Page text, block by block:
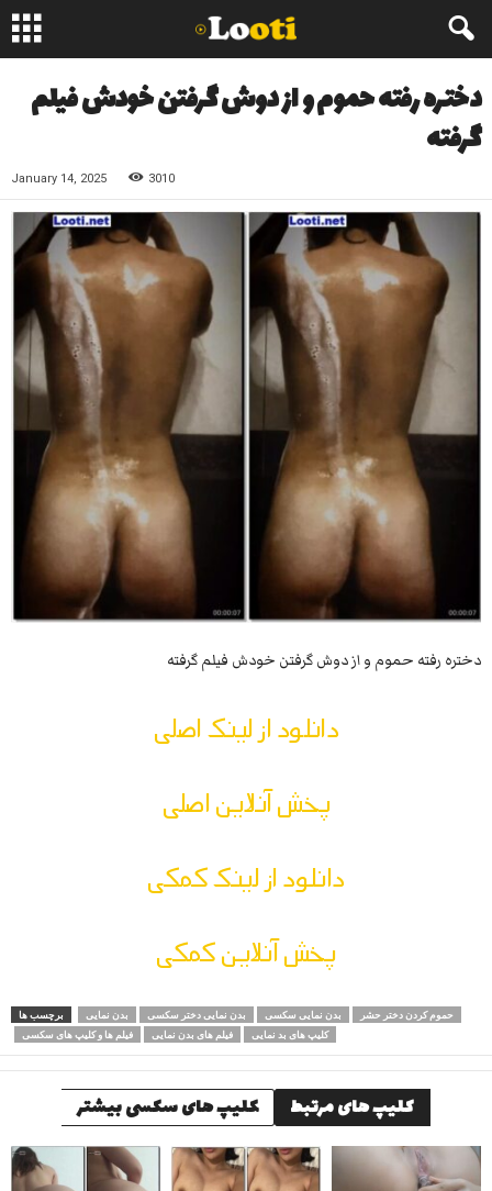
دختره رفته حموم و از دوش گرفتن خودش فیلم
گرفته
January 14, 2025 3010
دختره رفته حموم و از دوش گرفتن خودش فیلم گرفته
دانلود از لینک اصلی
پخش آنلاین اصلی
دانلود از لینک کمکی
پخش آنلاین کمکی
برچسب ها بدن نمایی بدن نمایی دختر سکسی بدن نمایی سکسی
حموم کردن دختر حشر
فیلم ها و کلیپ های سکسی
فیلم های بدن نمایی کلیپ های بد نمایی
کلیپ های مرتبط کلیپ های سکسی بیشتر